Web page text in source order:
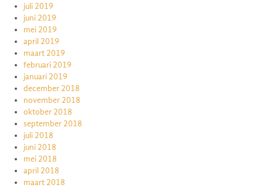
juli 2019
juni 2019
mei 2019
april 2019
maart 2019
februari 2019
januari 2019
december 2018
november 2018
oktober 2018
september 2018
juli 2018
juni 2018
mei 2018
april 2018
maart 2018